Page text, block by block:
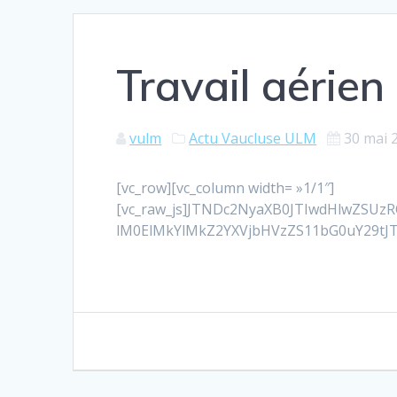
Travail aérien
vulm Actu Vaucluse ULM 30 mai
[vc_row][vc_column width= »1/1″]
de